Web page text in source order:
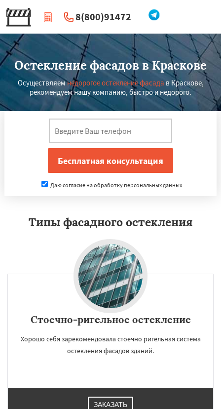
8(800)91472
| Перезвоните мне
Остекление фасадов в Краскове
Осуществляемнедорогое остекление фасада в Краскове,
рекомендуем нашу компанию, быстро и недорого.
Даю согласие на обработку персональных данных
Типы фасадного остекления
Стоечно-ригельное остекление
Хорошо себя зарекомендовала стоечно ригельная система
остекления фасадов зданий.
ЗАКАЗАТЬ